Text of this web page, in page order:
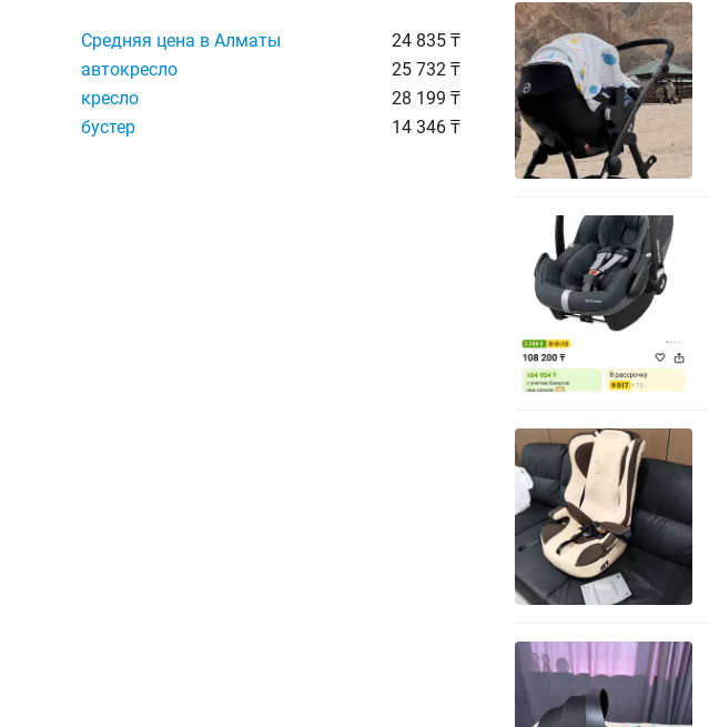
Средняя цена в Алматы
24 835 ₸
автокресло
25 732 ₸
кресло
28 199 ₸
бустер
14 346 ₸